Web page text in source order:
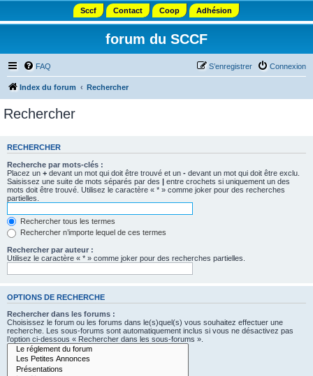
Sccf Contact Coop Adhésion
forum du SCCF
FAQ Connexion
S’enregistrer
Index du forum Rechercher
Rechercher
RECHERCHER
Recherche par mots-clés :
Placez un + devant un mot qui doit être trouvé et un - devant un mot qui doit être exclu.
Saisissez une suite de mots séparés par des | entre crochets si uniquement un des
mots doit être trouvé. Utilisez le caractère « * » comme joker pour des recherches
partielles.
Rechercher tous les termes
Rechercher n’importe lequel de ces termes
Rechercher par auteur :
Utilisez le caractère « * » comme joker pour des recherches partielles.
OPTIONS DE RECHERCHE
Rechercher dans les forums :
Choisissez le forum ou les forums dans le(s)quel(s) vous souhaitez effectuer une
recherche. Les sous-forums sont automatiquement inclus si vous ne désactivez pas
l’option ci-dessous « Rechercher dans les sous-forums ».